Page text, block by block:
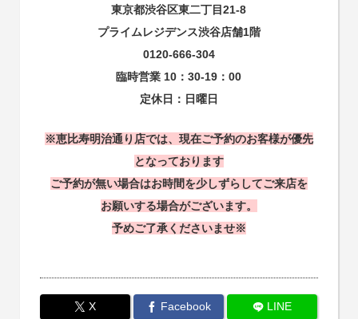
東京都渋谷区東二丁目21-8
プライムレジデンス渋谷店舗1階
0120-666-304
臨時営業 10：30-19：00
定休日：日曜日
※恵比寿明治通り店では、現在ご予約のお客様が優先
となっております
ご予約が無い場合はお時間を少しずらしてご来店を
お願いする場合がございます。
予めご了承くださいませ※
X Facebook
LINE